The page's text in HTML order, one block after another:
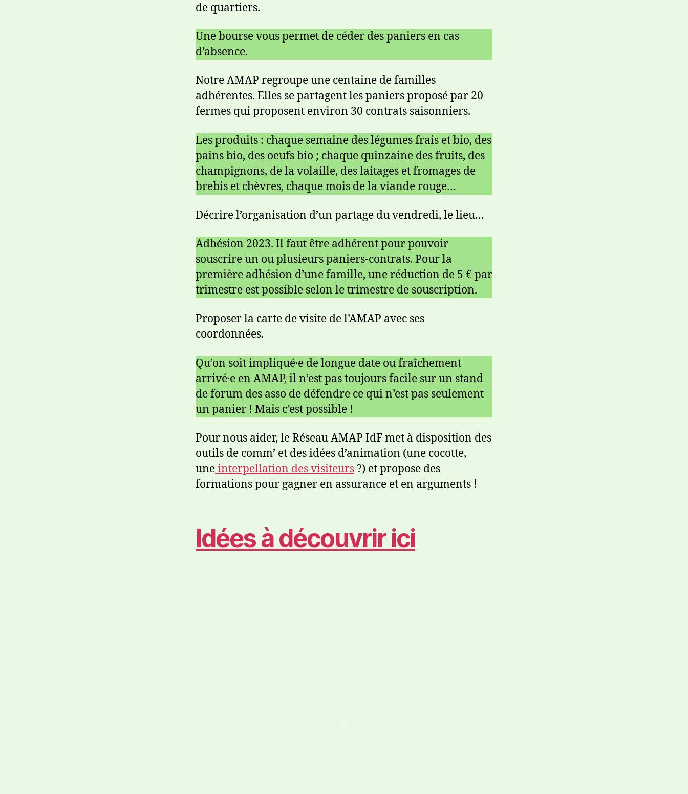
de quartiers.
Une bourse vous permet de céder des paniers en cas
d’absence.
Notre AMAP regroupe une centaine de familles
adhérentes. Elles se partagent les paniers proposé par 20
fermes qui proposent environ 30 contrats saisonniers.
Les produits : chaque semaine des légumes frais et bio, des
pains bio, des oeufs bio ; chaque quinzaine des fruits, des
champignons, de la volaille, des laitages et fromages de
brebis et chèvres, chaque mois de la viande rouge…
Décrire l’organisation d’un partage du vendredi, le lieu…
Adhésion 2023. Il faut être adhérent pour pouvoir
souscrire un ou plusieurs paniers-contrats. Pour la
première adhésion d’une famille, une réduction de 5 € par
trimestre est possible selon le trimestre de souscription.
Proposer la carte de visite de l’AMAP avec ses
coordonnées.
Qu’on soit impliqué·e de longue date ou fraîchement
arrivé·e en AMAP, il n’est pas toujours facile sur un stand
de forum des asso de défendre ce qui n’est pas seulement
un panier ! Mais c’est possible !
Pour nous aider, le Réseau AMAP IdF met à disposition des
outils de comm’ et des idées d’animation (une cocotte,
uneinterpellation des visiteurs?) et propose des
formations pour gagner en assurance et en arguments !
Idées à découvrir ici